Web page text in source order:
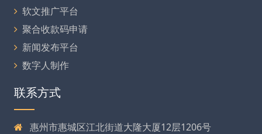
软文推广平台
聚合收款码申请
新闻发布平台
数字人制作
联系方式
惠州市惠城区江北街道大隆大厦12层1206号